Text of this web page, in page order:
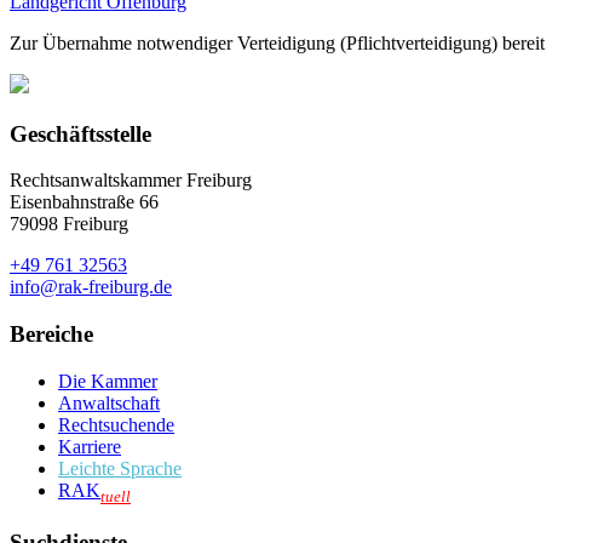
Zur Übernahme notwendiger Verteidigung (Pflichtverteidigung) bereit
Geschäftsstelle
Rechtsanwaltskammer Freiburg
Eisenbahnstraße 66
79098 Freiburg
+49 761 32563
info@rak-freiburg.de
Bereiche
Die Kammer
Anwaltschaft
Rechtsuchende
Karriere
Leichte Sprache
RAKtuell